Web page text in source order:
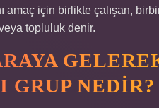
amaç için birlikte çalışan,
topluluk denir.
GRUP NEDIR?